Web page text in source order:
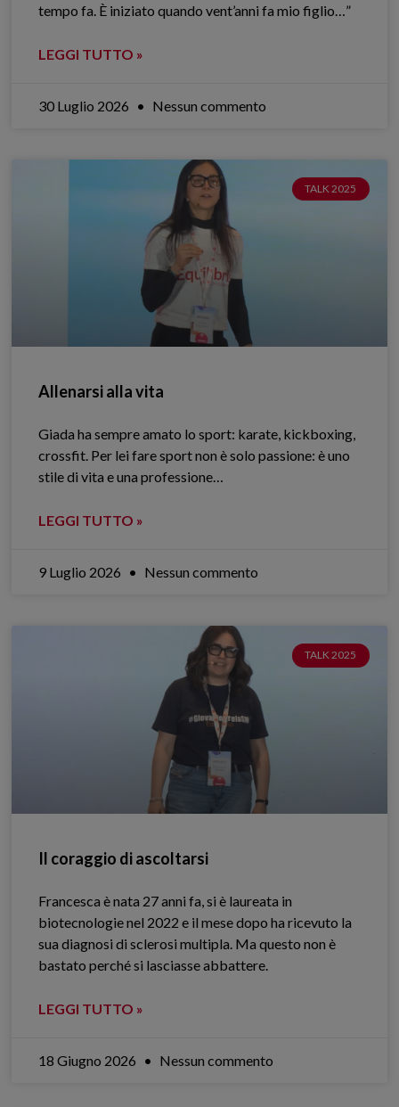
tempo fa. È iniziato quando vent’anni fa mio figlio…”
LEGGI TUTTO »
30 Luglio 2026 Nessun commento
TALK 2025
Allenarsi alla vita
Giada ha sempre amato lo sport: karate, kickboxing,
crossfit. Per lei fare sport non è solo passione: è uno
stile di vita e una professione…
LEGGI TUTTO »
9 Luglio 2026 Nessun commento
TALK 2025
Il coraggio di ascoltarsi
Francesca è nata 27 anni fa, si è laureata in
biotecnologie nel 2022 e il mese dopo ha ricevuto la
sua diagnosi di sclerosi multipla. Ma questo non è
bastato perché si lasciasse abbattere.
LEGGI TUTTO »
18 Giugno 2026 Nessun commento